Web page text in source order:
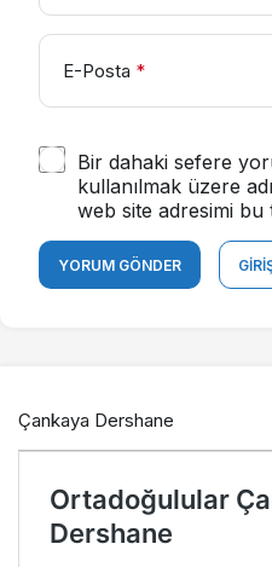
E-Posta *
Bir dahaki sefere
kullanılmak üzere
web site adresimi bu
YORUM GÖNDER
Çankaya Dershane